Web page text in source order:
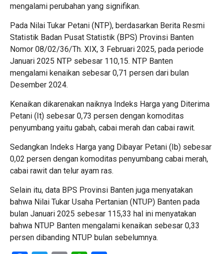
mengalami perubahan yang signifikan.
Pada Nilai Tukar Petani (NTP), berdasarkan Berita Resmi
Statistik Badan Pusat Statistik (BPS) Provinsi Banten
Nomor 08/02/36/Th. XIX, 3 Februari 2025, pada periode
Januari 2025 NTP sebesar 110,15. NTP Banten
mengalami kenaikan sebesar 0,71 persen dari bulan
Desember 2024.
Kenaikan dikarenakan naiknya Indeks Harga yang Diterima
Petani (It) sebesar 0,73 persen dengan komoditas
penyumbang yaitu gabah, cabai merah dan cabai rawit.
Sedangkan Indeks Harga yang Dibayar Petani (Ib) sebesar
0,02 persen dengan komoditas penyumbang cabai merah,
cabai rawit dan telur ayam ras.
Selain itu, data BPS Provinsi Banten juga menyatakan
bahwa Nilai Tukar Usaha Pertanian (NTUP) Banten pada
bulan Januari 2025 sebesar 115,33 hal ini menyatakan
bahwa NTUP Banten mengalami kenaikan sebesar 0,33
persen dibanding NTUP bulan sebelumnya.